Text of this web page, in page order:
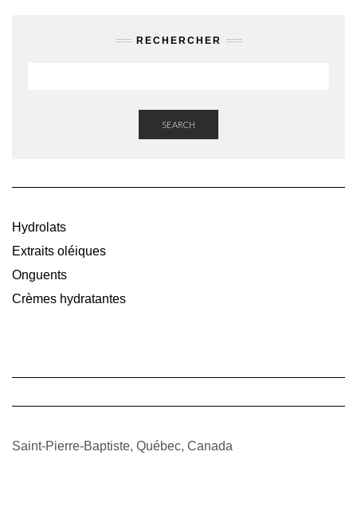
RECHERCHER
SEARCH
Hydrolats
Extraits oléiques
Onguents
Crèmes hydratantes
Saint-Pierre-Baptiste, Québec, Canada